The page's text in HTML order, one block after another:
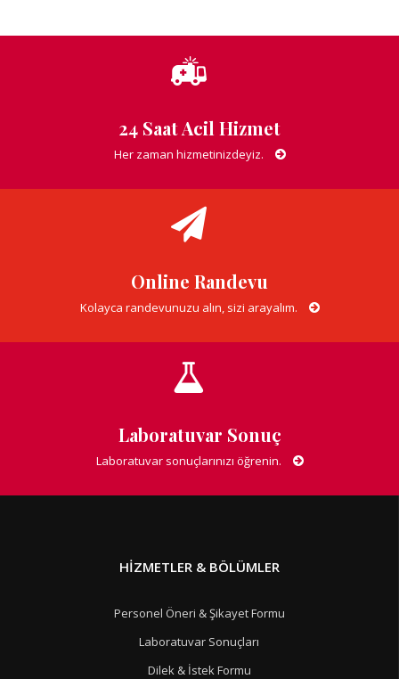
24 Saat Acil Hizmet
Her zaman hizmetinizdeyiz.
Online Randevu
Kolayca randevunuzu alın, sizi arayalım.
Laboratuvar Sonuç
Laboratuvar sonuçlarınızı öğrenin.
HIZMETLER & BÖLÜMLER
Personel Öneri & Şikayet Formu
Laboratuvar Sonuçları
Dilek & İstek Formu